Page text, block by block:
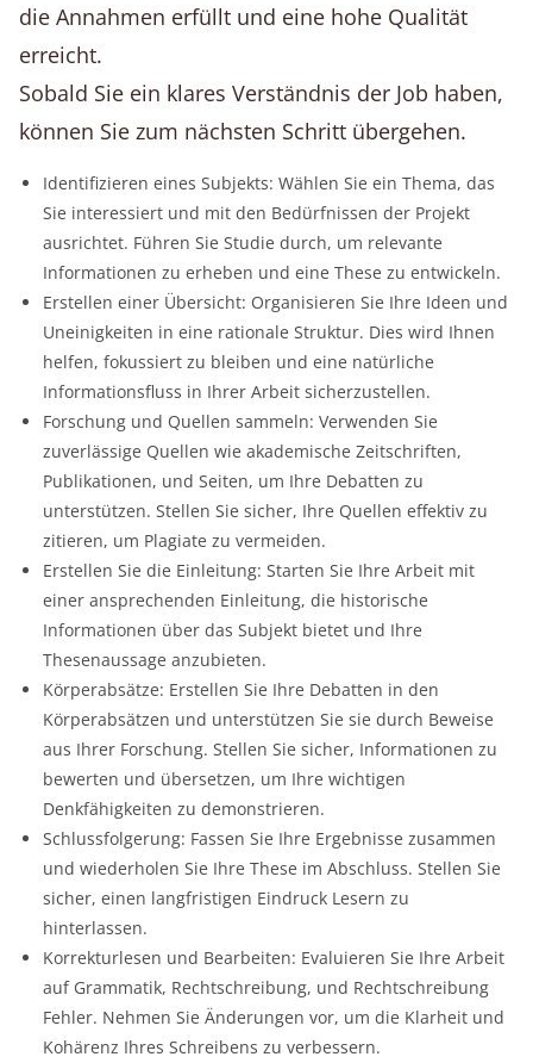
die Annahmen erfüllt und eine hohe Qualität
erreicht.
Sobald Sie ein klares Verständnis der Job haben,
können Sie zum nächsten Schritt übergehen.
Identifizieren eines Subjekts: Wählen Sie ein Thema, das
Sie interessiert und mit den Bedürfnissen der Projekt
ausrichtet. Führen Sie Studie durch, um relevante
Informationen zu erheben und eine These zu entwickeln.
Erstellen einer Übersicht: Organisieren Sie Ihre Ideen und
Uneinigkeiten in eine rationale Struktur. Dies wird Ihnen
helfen, fokussiert zu bleiben und eine natürliche
Informationsfluss in Ihrer Arbeit sicherzustellen.
Forschung und Quellen sammeln: Verwenden Sie
zuverlässige Quellen wie akademische Zeitschriften,
Publikationen, und Seiten, um Ihre Debatten zu
unterstützen. Stellen Sie sicher, Ihre Quellen effektiv zu
zitieren, um Plagiate zu vermeiden.
Erstellen Sie die Einleitung: Starten Sie Ihre Arbeit mit
einer ansprechenden Einleitung, die historische
Informationen über das Subjekt bietet und Ihre
Thesenaussage anzubieten.
Körperabsätze: Erstellen Sie Ihre Debatten in den
Körperabsätzen und unterstützen Sie sie durch Beweise
aus Ihrer Forschung. Stellen Sie sicher, Informationen zu
bewerten und übersetzen, um Ihre wichtigen
Denkfähigkeiten zu demonstrieren.
Schlussfolgerung: Fassen Sie Ihre Ergebnisse zusammen
und wiederholen Sie Ihre These im Abschluss. Stellen Sie
sicher, einen langfristigen Eindruck Lesern zu
hinterlassen.
Korrekturlesen und Bearbeiten: Evaluieren Sie Ihre Arbeit
auf Grammatik, Rechtschreibung, und Rechtschreibung
Fehler. Nehmen Sie Änderungen vor, um die Klarheit und
Kohärenz Ihres Schreibens zu verbessern.